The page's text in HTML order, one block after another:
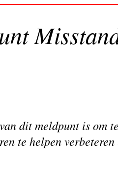
dit meldpunt is om
te helpen